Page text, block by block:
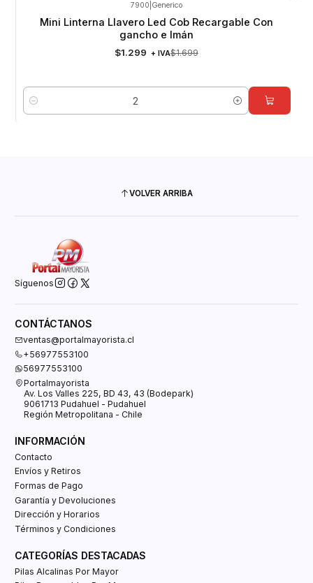
7900 Generico
Mini Linterna Llavero Led Cob Recargable Con
gancho e Imán
$1.299 + IVA$1.699
Cantidad
VOLVER ARRIBA
Síguenos
CONTÁCTANOS
ventas@portalmayorista.cl
+56977553100
56977553100
Portalmayorista
Av. Los Valles 225, BD 43, 43 (Bodepark)
9061713 Pudahuel - Pudahuel
Región Metropolitana - Chile
INFORMACIÓN
Contacto
Envíos y Retiros
Formas de Pago
Garantía y Devoluciones
Dirección y Horarios
Términos y Condiciones
CATEGORÍAS DESTACADAS
Pilas Alcalinas Por Mayor